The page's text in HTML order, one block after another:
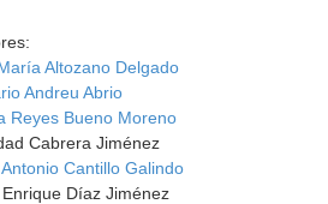
Altozano Delgado
Andreu Abrio
Reyes Bueno Moreno
Cabrera Jiménez
Cantillo Galindo
Díaz Jiménez